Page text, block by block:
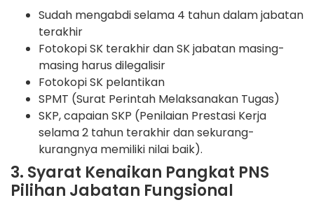
Sudah mengabdi selama 4 tahun dalam jabatan
terakhir
Fotokopi SK terakhir dan SK jabatan masing-
masing harus dilegalisir
Fotokopi SK pelantikan
SPMT (Surat Perintah Melaksanakan Tugas)
SKP, capaian SKP (Penilaian Prestasi Kerja
selama 2 tahun terakhir dan sekurang-
kurangnya memiliki nilai baik).
3. Syarat Kenaikan Pangkat PNS
Pilihan Jabatan Fungsional